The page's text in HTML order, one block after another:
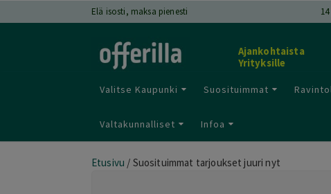
Elä isosti, maksa pienesti 14
Ajankohtaista
Yrityksille
Valitse Kaupunki Suosituimmat
Valtakunnalliset Infoa
Etusivu / Suosituimmat tarjoukset juuri nyt